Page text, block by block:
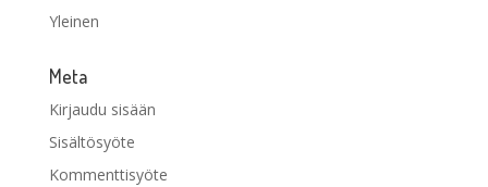
Yleinen
Meta
Kirjaudu sisään
Sisältösyöte
Kommenttisyöte